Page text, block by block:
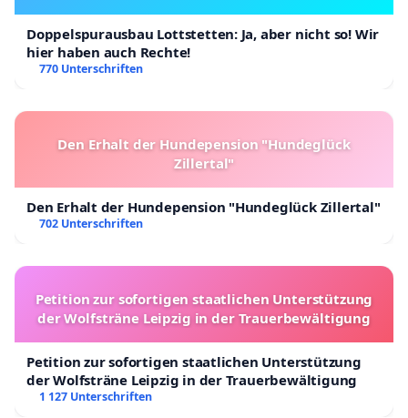
Doppelspurausbau Lottstetten: Ja, aber nicht so! Wir
hier haben auch Rechte!
770 Unterschriften
Den Erhalt der Hundepension "Hundeglück
Zillertal"
Den Erhalt der Hundepension "Hundeglück Zillertal"
702 Unterschriften
Petition zur sofortigen staatlichen Unterstützung
der Wolfsträne Leipzig in der Trauerbewältigung
Petition zur sofortigen staatlichen Unterstützung
der Wolfsträne Leipzig in der Trauerbewältigung
1 127 Unterschriften